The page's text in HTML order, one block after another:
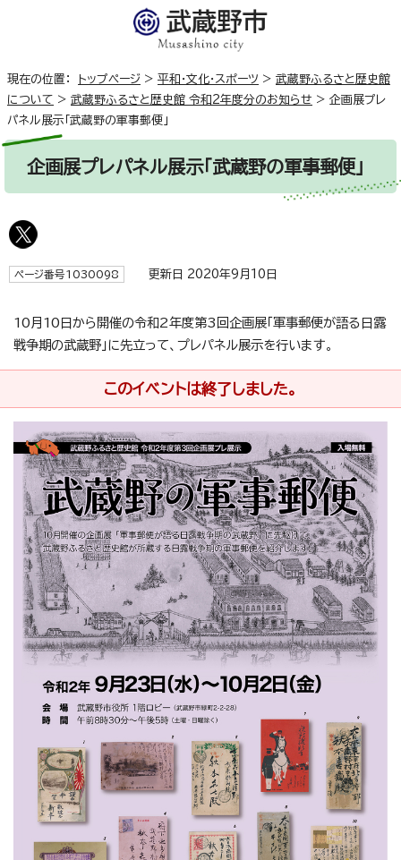
現在の位置： トップページ > 平和・文化・スポーツ > 武蔵野ふるさと歴史館
について
> 武蔵野ふるさと歴史館 令和2年度分のお知らせ > 企画展プレ
パネル展示「武蔵野の軍事郵便」
企画展プレパネル展示「武蔵野の軍事郵便」
ページ番号1030098 更新日 2020年9月10日
10月10日から開催の令和2年度第3回企画展「軍事郵便が語る日露
戦争期の武蔵野」に先立って、プレパネル展示を行います。
このイベントは終了しました。